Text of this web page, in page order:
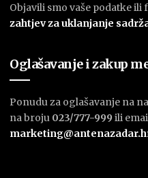
Objavili smo vaše podatke
zahtjev za uklanjanje
Oglašavanje i zakup
Ponudu za oglašavanje na
na broju 023/777-999 ili